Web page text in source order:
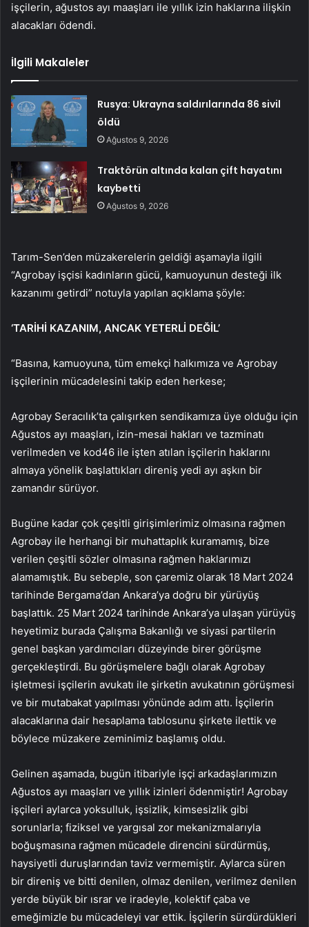
işçilerin, ağustos ayı maaşları ile yıllık izin haklarına ilişkin
alacakları ödendi.
İlgili Makaleler
Rusya: Ukrayna saldırılarında 86 sivil
öldü
Ağustos 9, 2026
Traktörün altında kalan çift hayatını
kaybetti
Ağustos 9, 2026
Tarım-Sen’den müzakerelerin geldiği aşamayla ilgili
“Agrobay işçisi kadınların gücü, kamuoyunun desteği ilk
kazanımı getirdi” notuyla yapılan açıklama şöyle:
‘TARİHİ KAZANIM, ANCAK YETERLİ DEĞİL’
“Basına, kamuoyuna, tüm emekçi halkımıza ve Agrobay
işçilerinin mücadelesini takip eden herkese;
Agrobay Seracılık’ta çalışırken sendikamıza üye olduğu için
Ağustos ayı maaşları, izin-mesai hakları ve tazminatı
verilmeden ve kod46 ile işten atılan işçilerin haklarını
almaya yönelik başlattıkları direniş yedi ayı aşkın bir
zamandır sürüyor.
Bugüne kadar çok çeşitli girişimlerimiz olmasına rağmen
Agrobay ile herhangi bir muhattaplık kuramamış, bize
verilen çeşitli sözler olmasına rağmen haklarımızı
alamamıştık. Bu sebeple, son çaremiz olarak 18 Mart 2024
tarihinde Bergama’dan Ankara’ya doğru bir yürüyüş
başlattık. 25 Mart 2024 tarihinde Ankara’ya ulaşan yürüyüş
heyetimiz burada Çalışma Bakanlığı ve siyasi partilerin
genel başkan yardımcıları düzeyinde birer görüşme
gerçekleştirdi. Bu görüşmelere bağlı olarak Agrobay
işletmesi işçilerin avukatı ile şirketin avukatının görüşmesi
ve bir mutabakat yapılması yönünde adım attı. İşçilerin
alacaklarına dair hesaplama tablosunu şirkete ilettik ve
böylece müzakere zeminimiz başlamış oldu.
Gelinen aşamada, bugün itibariyle işçi arkadaşlarımızın
Ağustos ayı maaşları ve yıllık izinleri ödenmiştir! Agrobay
işçileri aylarca yoksulluk, işsizlik, kimsesizlik gibi
sorunlarla; fiziksel ve yargısal zor mekanizmalarıyla
boğuşmasına rağmen mücadele direncini sürdürmüş,
haysiyetli duruşlarından taviz vermemiştir. Aylarca süren
bir direniş ve bitti denilen, olmaz denilen, verilmez denilen
yerde büyük bir ısrar ve iradeyle, kolektif çaba ve
emeğimizle bu mücadeleyi var ettik. İşçilerin sürdürdükleri